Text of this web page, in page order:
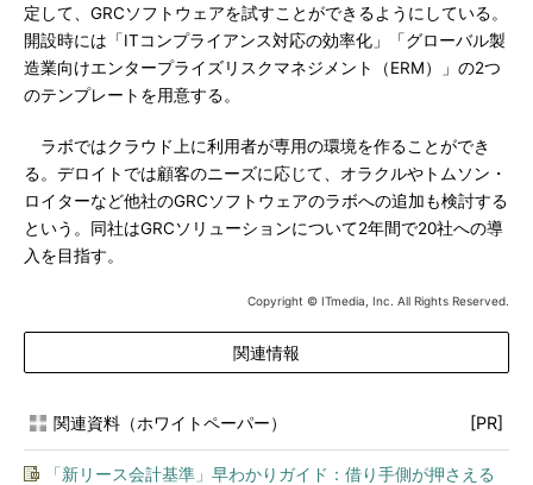
定して、GRCソフトウェアを試すことができるようにしている。
開設時には「ITコンプライアンス対応の効率化」「グローバル製
造業向けエンタープライズリスクマネジメント（ERM）」の2つ
のテンプレートを用意する。
ラボではクラウド上に利用者が専用の環境を作ることができ
る。デロイトでは顧客のニーズに応じて、オラクルやトムソン・
ロイターなど他社のGRCソフトウェアのラボへの追加も検討する
という。同社はGRCソリューションについて2年間で20社への導
入を目指す。
Copyright © ITmedia, Inc. All Rights Reserved.
関連情報
関連資料（ホワイトペーパー） [PR]
「新リース会計基準」早わかりガイド：借り手側が押さえる